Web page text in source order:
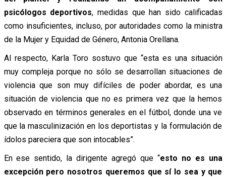
psicólogos deportivos, medidas que han sido calificadas
como insuficientes, incluso, por autoridades como la ministra
de la Mujer y Equidad de Género, Antonia Orellana.
Al respecto, Karla Toro sostuvo que “esta es una situación
muy compleja porque no sólo se desarrollan situaciones de
violencia que son muy difíciles de poder abordar, es una
situación de violencia que no es primera vez que la hemos
observado en términos generales en el fútbol, donde una ve
que la masculinización en los deportistas y la formulación de
ídolos pareciera que son intocables”.
En ese sentido, la dirigente agregó que “esto no es una
excepción pero nosotros queremos que sí lo sea y que